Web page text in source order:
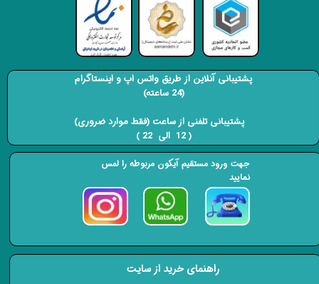
راهنمای خرید از سایت
پشتیبانی آنلاین از طریق واتس اپ و اینستاگرام
(24 ساعته)
​​​​​​​ پشتیبانی تلفنی از ساعت (فقط موارد ضروری)
( 12 الی 22 ) ​​​​​​​
جهت ورود مستقیم آیکون مربوطه را لمس
نمایید